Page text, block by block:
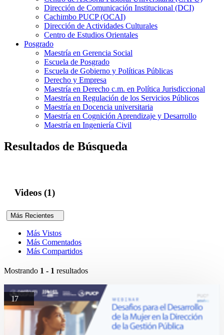
Dirección de Comunicación Institucional (DCI)
Cachimbo PUCP (OCAI)
Dirección de Actividades Culturales
Centro de Estudios Orientales
Posgrado
Maestría en Gerencia Social
Escuela de Posgrado
Escuela de Gobierno y Políticas Públicas
Derecho y Empresa
Maestría en Derecho c.m. en Política Jurisdiccional
Maestría en Regulación de los Servicios Públicos
Maestría en Docencia universitaria
Maestría en Cognición Aprendizaje y Desarrollo
Maestría en Ingeniería Civil
Resultados de Búsqueda
Videos (1)
Más Recientes
Más Vistos
Más Comentados
Más Compartidos
Mostrando 1 - 1 resultados
17